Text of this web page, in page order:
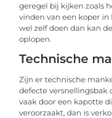
geregel bij kijken zoals
vinden van een koper
wel zelf doen dan kan
oplopen.
Technische
Zijn er technische
defecte versnellingsbak
vaak door een kapotte
veroorzaakt, dan is